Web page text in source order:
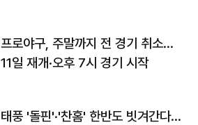
프로야구, 주말까지 전 경기 취소…
11일 재개·오후 7시 경기 시작
태풍 '돌핀'·'찬홈' 한반도 빗겨간다…